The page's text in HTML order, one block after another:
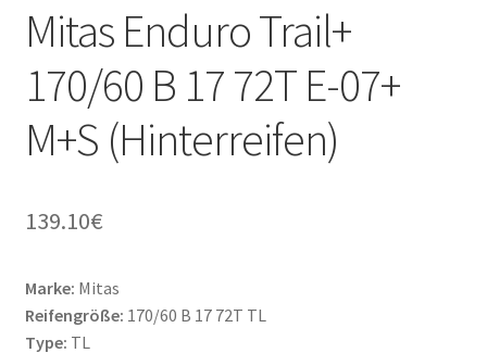
Mitas Enduro Trail+
170/60 B 17 72T E-07+
M+S (Hinterreifen)
139.10€
Marke: Mitas
Reifengröße: 170/60 B 17 72T TL
Type: TL